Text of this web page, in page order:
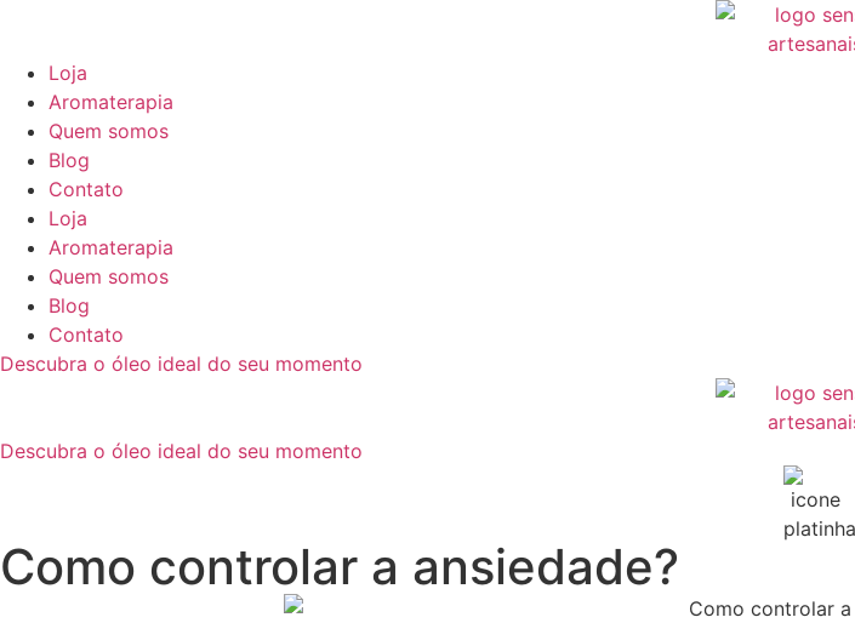
conteúdo
Loja
Aromaterapia
Quem somos
Blog
Contato
Loja
Aromaterapia
Quem somos
Blog
Contato
Descubra o óleo ideal do seu momento
Descubra o óleo ideal do seu momento
Como controlar a ansiedade?